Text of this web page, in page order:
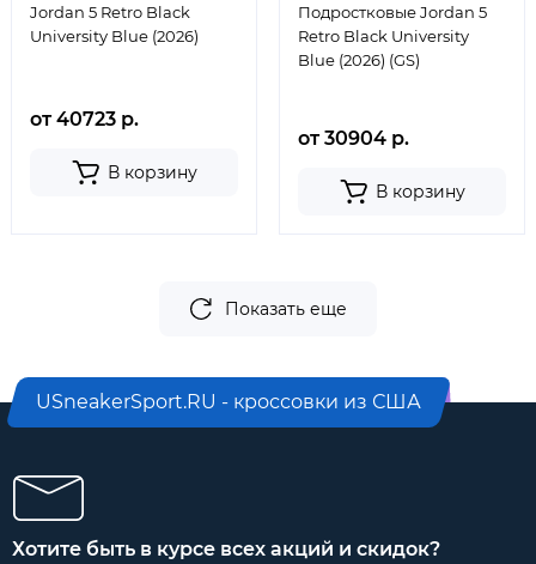
Jordan 5 Retro Black
University Blue (2026)
от 40723 р.
В корзину
Подростковые Jordan 5
Retro Black University
Blue (2026) (GS)
от 30904 р.
В корзину
Показать еще
USneakerSport.RU - кроссовки из США
Хотите быть в курсе всех акций и скидок?